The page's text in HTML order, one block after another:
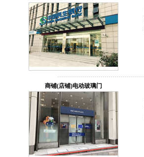
商铺(店铺)电动玻璃门